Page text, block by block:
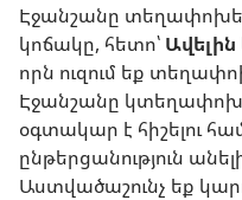
Էջանշանը
կոճակը, հետո՝ Ավելին
որն ուզում եք
Էջանշանը
օգտակար է հիշելու
ընթերցանություն
Աստվածաշունչ եք